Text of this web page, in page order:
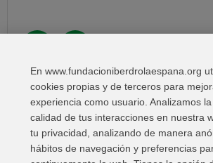
Compartir en:
En www.fundacioniberdrolaespana.org
cookies propias y de terceros para
experiencia como usuario. Analizamos
calidad de tus interacciones en nuestra
tu privacidad, analizando de manera
hábitos de navegación y preferencias